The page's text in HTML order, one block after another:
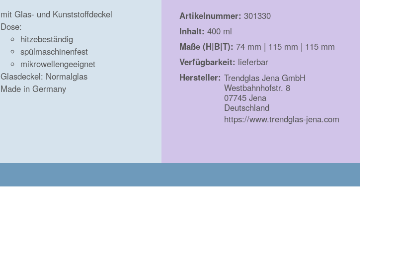
mit Glas- und Kunststoffdeckel
Dose:
hitzebeständig
spülmaschinenfest
mikrowellengeeignet
Glasdeckel: Normalglas
Made in Germany
Artikelnummer: 301330
Inhalt: 400 ml
Maße (H|B|T): 74 mm | 115 mm | 115 mm
Verfügbarkeit: lieferbar
Hersteller: Trendglas Jena GmbH
Westbahnhofstr. 8
07745 Jena
Deutschland
https://www.trendglas-jena.com